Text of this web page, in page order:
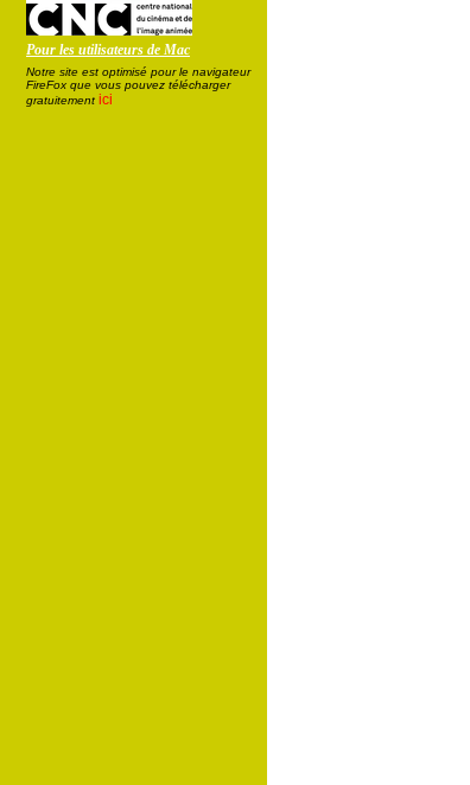
Pour les utilisateurs de Mac
Notre site est optimisé pour le navigateur
FireFox que vous pouvez télécharger
gratuitement ici